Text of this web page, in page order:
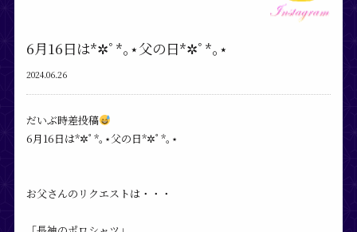
6月16日は*✲ﾟ*｡⋆父の日*✲ﾟ*｡⋆
2024.06.26
だいぶ時差投稿
6月16日は*✲ﾟ*｡⋆父の日*✲ﾟ*｡⋆
お父さんのリクエストは・・・